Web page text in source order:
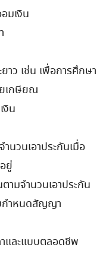
มเงิน
าว เช่น เพื่อการศึกษา
เกษียณ
งิน
นวนเอาประกันเมื่อ
ยู่
ามจำนวนเอาประกัน
กำหนดสัญญา
าและแบบตลอดชีพ